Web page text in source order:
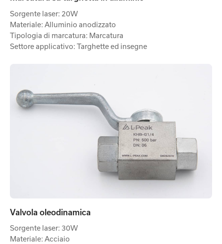
Sorgente laser: 20W
Materiale: Alluminio anodizzato
Tipologia di marcatura: Marcatura
Settore applicativo: Targhette ed insegne
Valvola oleodinamica
Sorgente laser: 30W
Materiale: Acciaio